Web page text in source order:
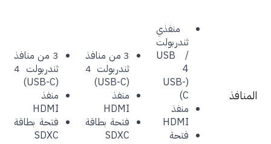
منفذي
ثندربولت
/ ‏‏USB
(USB-
منفذ
HDMI
فتحة
3 من منافذ
منفذ
HDMI
فتحة بطاقة‏
SDXC
3 من منافذ
منفذ
HDMI
فتحة بطاقة‏
SDXC